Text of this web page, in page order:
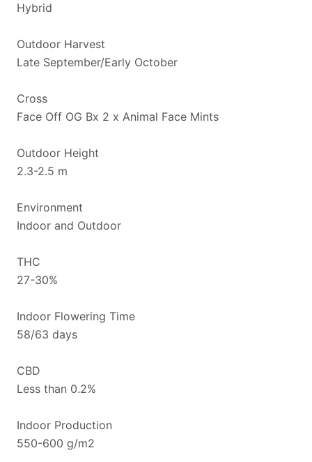
Hybrid
Outdoor Harvest
Late September/Early October
Cross
Face Off OG Bx 2 x Animal Face Mints
Outdoor Height
2.3-2.5 m
Environment
Indoor and Outdoor
THC
27-30%
Indoor Flowering Time
58/63 days
CBD
Less than 0.2%
Indoor Production
550-600 g/m2